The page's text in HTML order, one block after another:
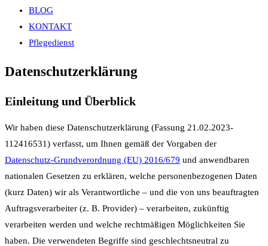
BLOG
KONTAKT
Pflegedienst
Datenschutzerklärung
Einleitung und Überblick
Wir haben diese Datenschutzerklärung (Fassung 21.02.2023-
112416531) verfasst, um Ihnen gemäß der Vorgaben der
Datenschutz-Grundverordnung (EU) 2016/679 und anwendbaren
nationalen Gesetzen zu erklären, welche personenbezogenen Daten
(kurz Daten) wir als Verantwortliche – und die von uns beauftragten
Auftragsverarbeiter (z. B. Provider) – verarbeiten, zukünftig
verarbeiten werden und welche rechtmäßigen Möglichkeiten Sie
haben. Die verwendeten Begriffe sind geschlechtsneutral zu